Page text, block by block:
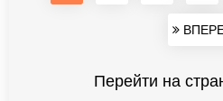
Перейти на